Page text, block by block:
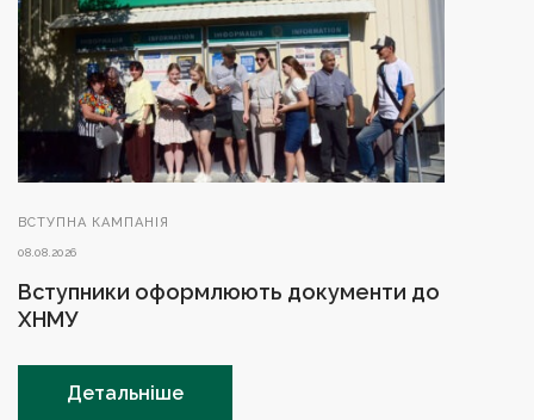
ВСТУПНА КАМПАНІЯ
08.08.2026
Вступники оформлюють документи до
ХНМУ
Детальніше